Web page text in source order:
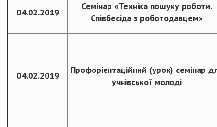
04.02.2019
Семінар «Техніка пошуку роботи.
Співбесіда з роботодавцем»
04.02.2019
Профорієнтаційний (урок) семінар
учнівської молоді